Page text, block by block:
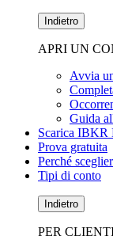
Indietro
APRI UN
Avvia
Guida
Scarica IBKR
Prova gratuita
Perché
Tipi di conto
Indietro
PER